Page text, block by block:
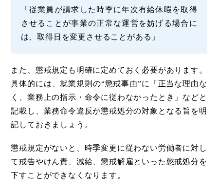
「従業員が請求した時季に年次有給休暇を取得
させることが事業の正常な運営を妨げる場合に
は、取得日を変更させることがある」
また、懲戒規定も明確に定めておく必要があります。
具体的には、就業規則の“懲戒事由”に「正当な理由な
く、業務上の指示・命令に従わなかったとき」などと
記載し、業務命令違反が懲戒処分の対象となる旨を明
記しておきましょう。
懲戒規定がないと、時季変更に従わない労働者に対し
て戒告やけん責、減給、懲戒解雇といった懲戒処分を
下すことができなくなります。